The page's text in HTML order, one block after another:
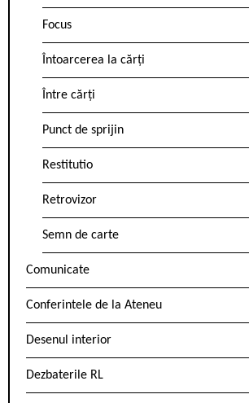
Focus
Întoarcerea la cărți
Între cărți
Punct de sprijin
Restitutio
Retrovizor
Semn de carte
Comunicate
Conferintele de la Ateneu
Desenul interior
Dezbaterile RL